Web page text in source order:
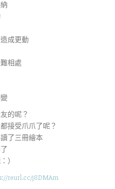
成更動
相處
的呢？
接受爪爪了呢？
了三冊繪本
）
reurl.cc/j8DMAm